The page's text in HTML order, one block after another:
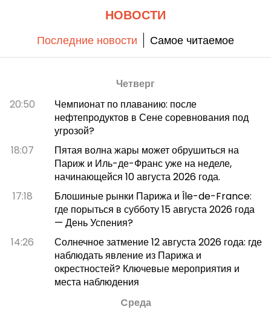
НОВОСТИ
Последние новости Самое читаемое
Четверг
20:50
Чемпионат по плаванию: после
нефтепродуктов в Сене соревнования под
угрозой?
18:07
Пятая волна жары может обрушиться на
Париж и Иль-де-Франс уже на неделе,
начинающейся 10 августа 2026 года.
17:18
Блошиные рынки Парижа и Île-de-France:
где порыться в субботу 15 августа 2026 года
— День Успения?
14:26
Солнечное затмение 12 августа 2026 года: где
наблюдать явление из Парижа и
окрестностей? Ключевые мероприятия и
места наблюдения
Cреда